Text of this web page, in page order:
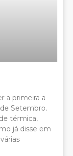
a primeira a
Setembro.
térmica,
já disse em